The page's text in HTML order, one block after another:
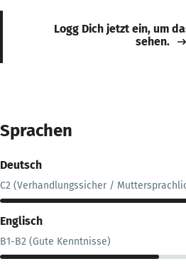
Logg Dich jetzt ein, um
sehen.
Sprachen
Deutsch
C2 (Verhandlungssicher /
Englisch
B1-B2 (Gute Kenntnisse)